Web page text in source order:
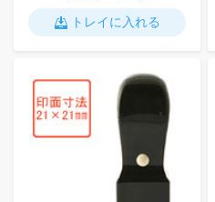
トレイに入れる